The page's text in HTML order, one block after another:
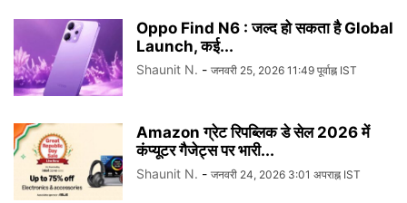
Oppo Find N6 : जल्द हो सकता है Global
Launch, कई...
Shaunit N. - जनवरी 25, 2026 11:49 पूर्वाह्न IST
Amazon ग्रेट रिपब्लिक डे सेल 2026 में
कंप्यूटर गैजेट्स पर भारी...
Shaunit N. - जनवरी 24, 2026 3:01 अपराह्न IST